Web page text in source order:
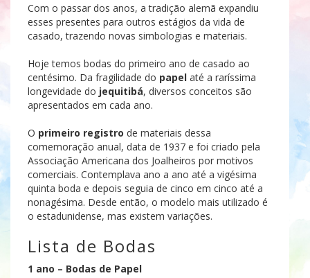
Com o passar dos anos, a tradição alemã expandiu
esses presentes para outros estágios da vida de
casado, trazendo novas simbologias e materiais.
Hoje temos bodas do primeiro ano de casado ao
centésimo. Da fragilidade do papel até a raríssima
longevidade do jequitibá, diversos conceitos são
apresentados em cada ano.
O primeiro registro de materiais dessa
comemoração anual, data de 1937 e foi criado pela
Associação Americana dos Joalheiros por motivos
comerciais. Contemplava ano a ano até a vigésima
quinta boda e depois seguia de cinco em cinco até a
nonagésima. Desde então, o modelo mais utilizado é
o estadunidense, mas existem variações.
Lista de Bodas
1 ano – Bodas de Papel